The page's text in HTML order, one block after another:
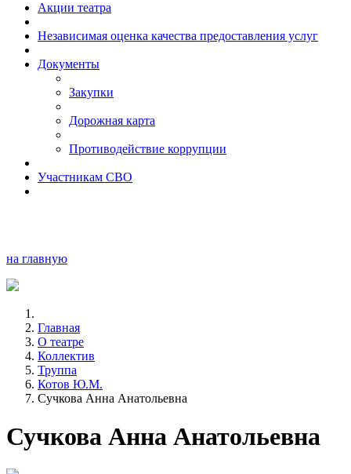
Акции театра
Независимая оценка качества предоставления услуг
Документы
Закупки
Дорожная карта
Противодействие коррупции
Участникам СВО
на главную
Главная
О театре
Коллектив
Труппа
Котов Ю.М.
Сучкова Анна Анатольевна
Сучкова Анна Анатольевна